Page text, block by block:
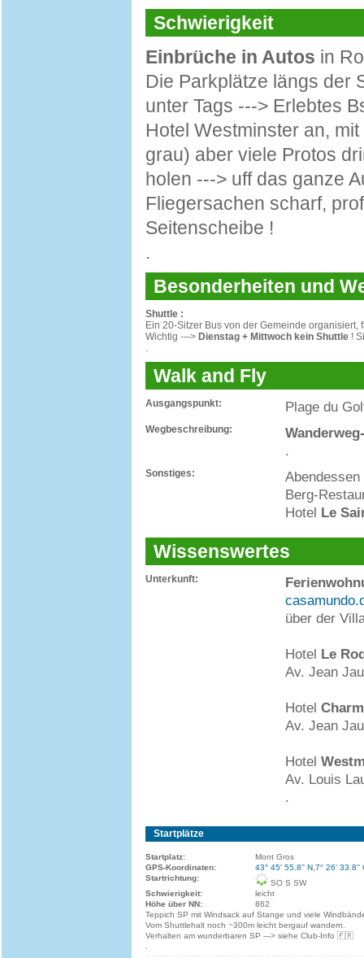
Schwierigkeit
Einbrüche in Autos in
Die Parkplätze längs der
unter Tags ---> Erlebtes
Hotel Westminster an,
grau) aber viele Protos
holen ---> uff das ganze
Fliegersachen scharf,
Seitenscheibe !
.
Besonderheiten und
Shuttle :
Ein 20-Sitzer Bus von der Gemeinde
Wichtig ---> Dienstag + Mittwoch kein Shuttle !
.
Walk and Fly
Ausgangspunkt: Plage du
Wegbeschreibung:
.
Sonstiges:
Berg-
Hotel Le
Wissenswertes
Unterkunft:
über der
Hotel Le
Av. Jean
Hotel
Av. Jean
Hotel
Av. Louis
.
Startplätze
Startplatz:
Mont Gros
GPS-Koordinaten:
43° 45' 55.8'' N,7° 26' 33.8''
Startrichtung:
SO S SW
Schwierigkeit:
leicht
Höhe über NN:
862
Teppich SP mit Windsack auf Stange und viele
Vom Shuttlehalt noch ~300m leicht bergauf wandern.
Verhalten am wunderbaren SP ---> siehe Club-Info 🇫🇷